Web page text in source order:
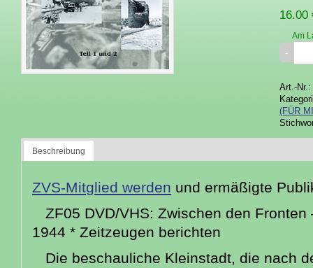
16.00
Am
Art.-Nr.:
(FÜR
Beschreibung
ZVS-Mitglied werden und ermäßigte
ZF05 DVD/VHS: Zwischen den
1944 * Zeitzeugen berichten
Die beschauliche Kleinstadt, die nach